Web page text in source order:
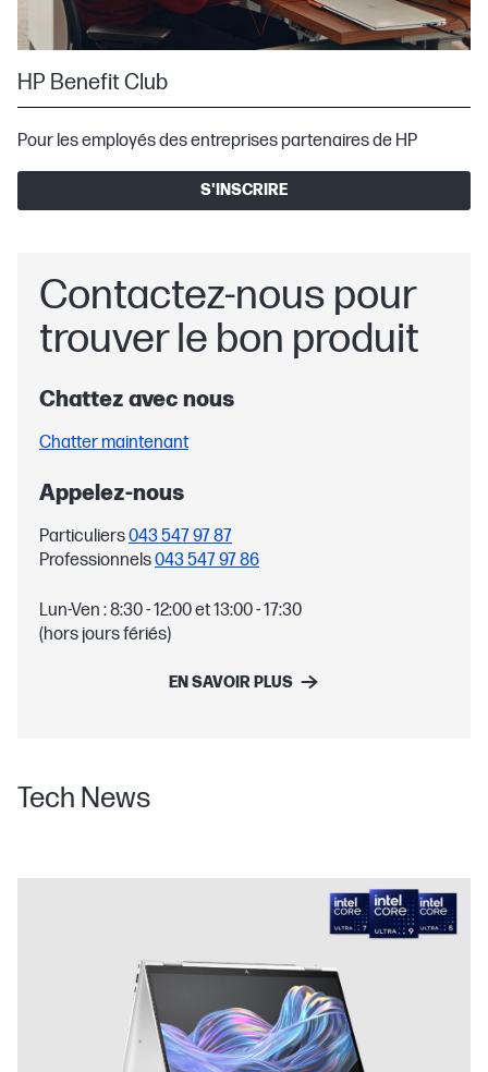
HP Benefit Club
Pour les employés des entreprises partenaires de HP
S'INSCRIRE
Contactez‑nous pour
trouver le bon produit
Chattez avec nous
Chatter maintenant
Appelez‑nous
Particuliers043 547 97 87
Professionnels043 547 97 86
Lun-Ven : 8:30 - 12:00 et 13:00 - 17:30
(hors jours fériés)
EN SAVOIR PLUS
Tech News